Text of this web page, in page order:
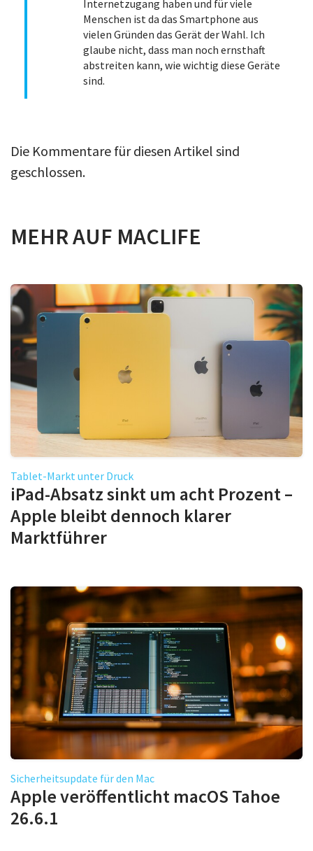
Internetzugang haben und für viele
Menschen ist da das Smartphone aus
vielen Gründen das Gerät der Wahl. Ich
glaube nicht, dass man noch ernsthaft
abstreiten kann, wie wichtig diese Geräte
sind.
Die Kommentare für diesen Artikel sind
geschlossen.
MEHR AUF MACLIFE
Tablet-Markt unter Druck
iPad-Absatz sinkt um acht Prozent –
Apple bleibt dennoch klarer
Marktführer
Sicherheitsupdate für den Mac
Apple veröffentlicht macOS Tahoe
26.6.1